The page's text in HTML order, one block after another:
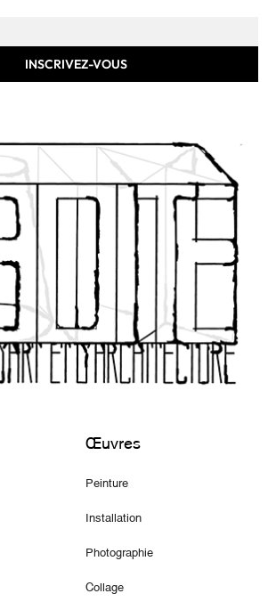
INSCRIVEZ-VOUS
Œuvres
Peinture
Installation
Photographie
Collage